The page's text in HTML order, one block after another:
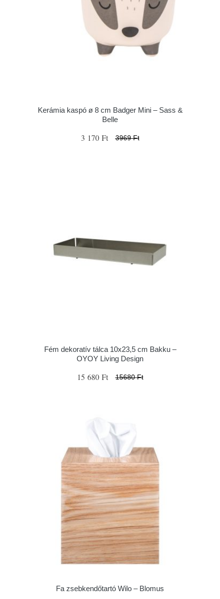
Kerámia kaspó ø 8 cm Badger Mini – Sass &
Belle
3 170 Ft 3969 Ft
Fém dekoratív tálca 10x23,5 cm Bakku –
OYOY Living Design
15 680 Ft 15680 Ft
Fa zsebkendőtartó Wilo – Blomus